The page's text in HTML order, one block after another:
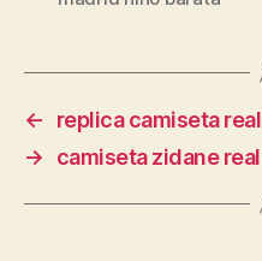
←
replica camiseta
→
camiseta zidane